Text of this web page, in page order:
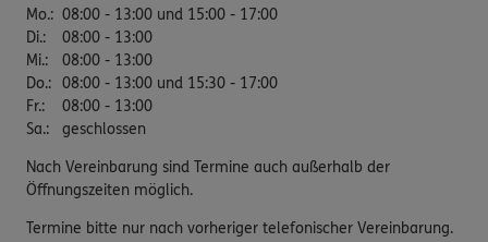
Mo.: 08:00 - 13:00 und 15:00 - 17:00
Di.:
08:00 - 13:00
Mi.:
08:00 - 13:00
Do.: 08:00 - 13:00 und 15:30 - 17:00
Fr.:
08:00 - 13:00
Sa.: geschlossen
Nach Vereinbarung sind Termine auch außerhalb der
Öffnungszeiten möglich.
Termine bitte nur nach vorheriger telefonischer Vereinbarung.